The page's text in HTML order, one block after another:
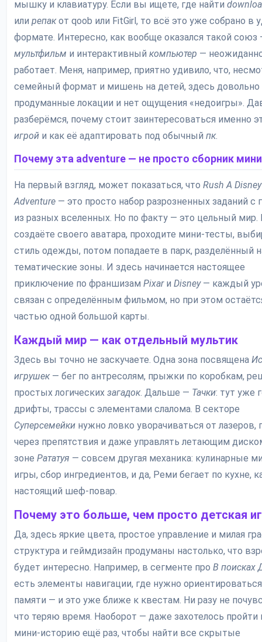
мышку и клавиатуру. Если вы ищете, где найти
или репакот qoob или FitGirl, то всё это уже собрано в
формате. Интересно, как вообще оказался такой союз
мультфильм и интерактивный компьютер —
работает. Меня, например, приятно удивило, что,
семейный формат и мишень на детей, здесь довольно
продуманные локации и нет ощущения «недоигры».
разберёмся, почему стоит заинтересоваться именно
игрой и как её адаптировать под обычный пк.
Почему эта adventure — не просто сборник
На первый взгляд, может показаться, что Rush A
Adventure — это просто набор разрозненных заданий с
из разных вселенных. Но по факту — это цельный
создаёте своего аватара, проходите мини-тесты,
стиль одежды, потом попадаете в парк, разделённый
тематические зоны. И здесь начинается настоящее
приключение по франшизам Pixarи Disney— каждый
связан с определённым фильмом, но при этом
частью одной большой карты.
Каждый мир — как отдельный мультик
Здесь вы точно не заскучаете. Одна зона посвящена
игрушек— бег по антресолям, прыжки по коробкам,
простых логических загадок. Дальше — Тачки: тут уже
дрифты, трассы с элементами слалома. В секторе
Суперсемейки нужно ловко уворачиваться от лазеров,
через препятствия и даже управлять летающим
зоне Рататуя — совсем другая механика: кулинарные
игры, сбор ингредиентов, и да, Реми бегает по кухне,
настоящий шеф-повар.
Почему это больше, чем просто детская
Да, здесь яркие цвета, простое управление и милая
структура и геймдизайн продуманы настолько, что
будет интересно. Например, в сегменте про В поисках
есть элементы навигации, где нужно
памяти — и это уже ближе к квестам. Ни разу не
что теряю время. Наоборот — даже захотелось
мини-историю ещё раз, чтобы найти все скрытые